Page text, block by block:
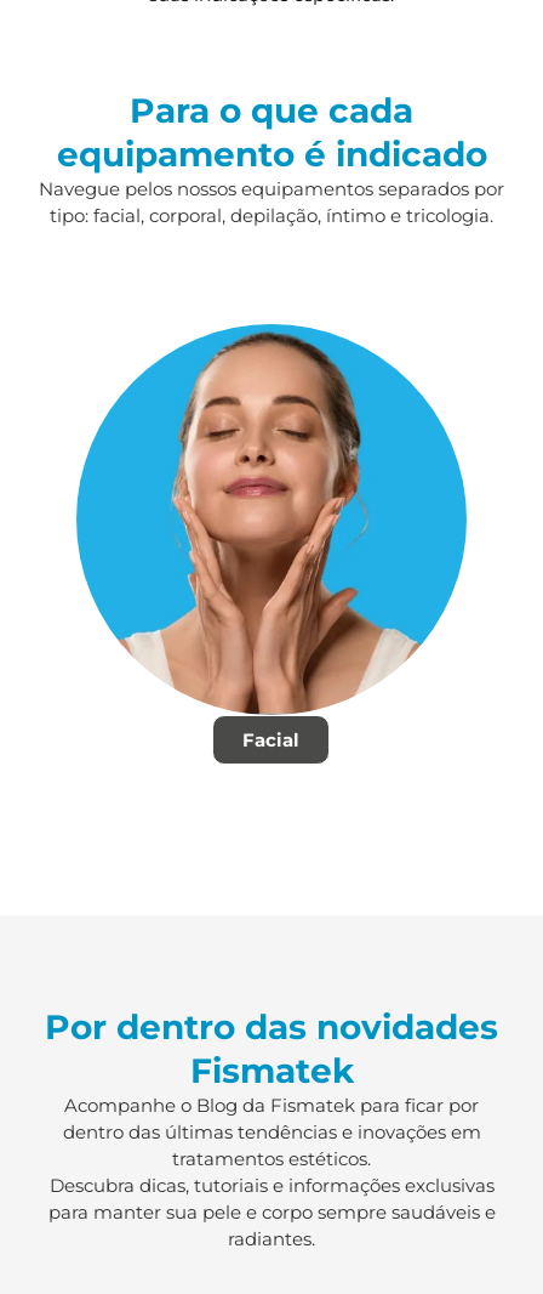
Para o que cada
equipamento é indicado
Navegue pelos nossos equipamentos separados por
tipo: facial, corporal, depilação, íntimo e tricologia.
Facial
Por dentro das novidades
Fismatek
Acompanhe o Blog da Fismatek para ficar por
dentro das últimas tendências e inovações em
tratamentos estéticos.
Descubra dicas, tutoriais e informações exclusivas
para manter sua pele e corpo sempre saudáveis e
radiantes.